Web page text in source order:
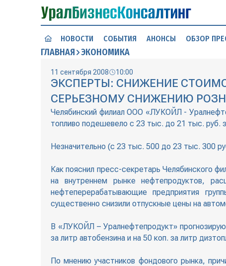
НОВОСТИ СОБЫТИЯ АНОНСЫ ОБЗОР
ГЛАВНАЯ ЭКОНОМИКА
11 сентября 2008 10:00
ЭКСПЕРТЫ: СНИЖЕНИЕ
СЕРЬЕЗНОМУ СНИЖЕНИЮ
Челябинский филиал ООО «ЛУКОЙЛ -
топливо подешевело с 23 тыс. до 21 тыс. руб.
Незначительно (с 23 тыс. 500 до 23 тыс. 300
Как пояснил пресс-секретарь Челябинского
на внутреннем рынке нефтепродуктов,
нефтеперерабатывающие предприятия
существенно снизили отпускные цены на
В «ЛУКОЙЛ – Уралнефтепродукт»
за литр автобензина и на 50 коп. за литр
По мнению участников фондового рынка,